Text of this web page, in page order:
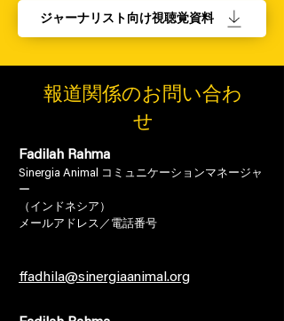
ジャーナリスト向け視聴覚資料
報道関係のお問い合わ
せ
Fadilah Rahma
Sinergia Animal コミュニケーションマネージャ
ー
（ インドネシア）
メールアドレス／電話番号
ffadhila@sinergiaanimal.org